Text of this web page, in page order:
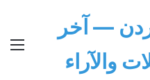
— آخر
والآراء